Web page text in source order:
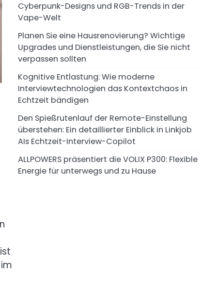
Cyberpunk-Designs und RGB-Trends in der
Vape-Welt
Planen Sie eine Hausrenovierung? Wichtige
Upgrades und Dienstleistungen, die Sie nicht
verpassen sollten
Kognitive Entlastung: Wie moderne
Interviewtechnologien das Kontextchaos in
Echtzeit bändigen
Den Spießrutenlauf der Remote-Einstellung
überstehen: Ein detaillierter Einblick in Linkjob
AIs Echtzeit-Interview-Copilot
ALLPOWERS präsentiert die VOLIX P300: Flexible
Energie für unterwegs und zu Hause